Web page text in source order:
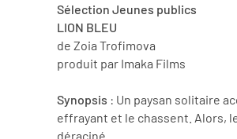
Sélection Jeunes publics
LION BLEU
de Zoia Trofimova
produit par Imaka Films
Synopsis : Un paysan solitaire
effrayant et le chassent. Alors,
déraciné...